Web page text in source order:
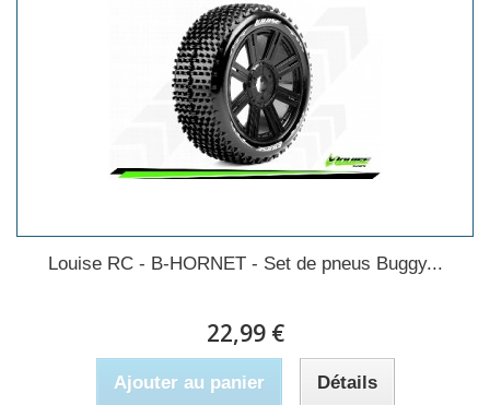
Louise RC - B-HORNET - Set de pneus Buggy...
22,99 €
Ajouter au panier Détails